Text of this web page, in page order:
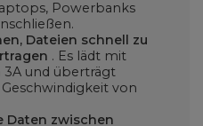
Powerbanks
Dateien schnell zu
. Es lädt mit
und überträgt
von
Daten zwischen